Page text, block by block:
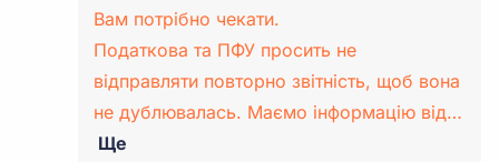
Вам потрібно чекати.
Податкова та ПФУ просить не
відправляти повторно звітність, щоб вона
не дублювалась. Маємо інформацію від…
Ще